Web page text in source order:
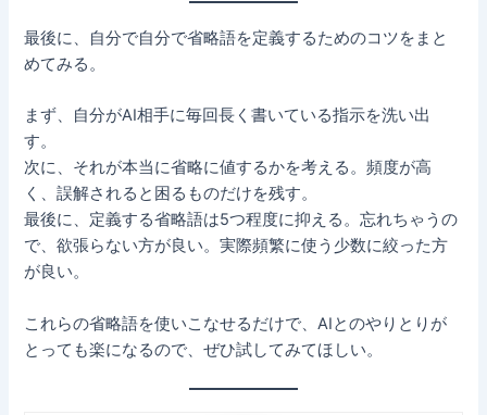
最後に、自分で自分で省略語を定義するためのコツをまと
めてみる。
まず、自分がAI相手に毎回長く書いている指示を洗い出
す。
次に、それが本当に省略に値するかを考える。頻度が高
く、誤解されると困るものだけを残す。
最後に、定義する省略語は5つ程度に抑える。忘れちゃうの
で、欲張らない方が良い。実際頻繁に使う少数に絞った方
が良い。
これらの省略語を使いこなせるだけで、AIとのやりとりが
とっても楽になるので、ぜひ試してみてほしい。